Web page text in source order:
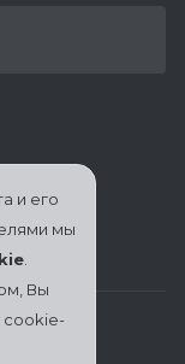
и его
мы
.
Вы
cookie-